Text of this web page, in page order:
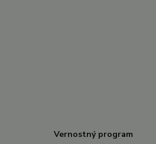
Vernostný program